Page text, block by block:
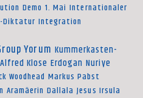
Demo 1. Mai Internationaler
Diktatur Integration
Yorum Kummerkasten-
Alfred Klose Erdogan Nuriye
Woodhead Markus Pabst
Aramäerin Dallala Jesus Irsula